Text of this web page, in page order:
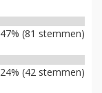
47% (81 stemmen)
24% (42 stemmen)